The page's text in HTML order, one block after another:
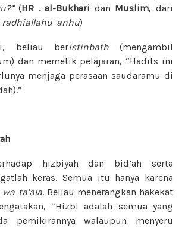
(HR . al-Bukhari dan Muslim, dari
radhiallahu ‘anhu)
beliau beristinbath(mengambil
dan memetik pelajaran, “Hadits ini
menjaga perasaan saudaramu di
hizbiyah dan bid’ah serta
keras. Semua itu hanya karena
ta’ala. Beliau menerangkan hakekat
“Hizbi adalah semua yang
pemikirannya walaupun menyeru